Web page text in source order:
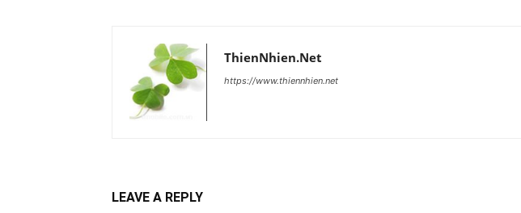
ThienNhien.Net
https://www.thiennhien.net
LEAVE A REPLY